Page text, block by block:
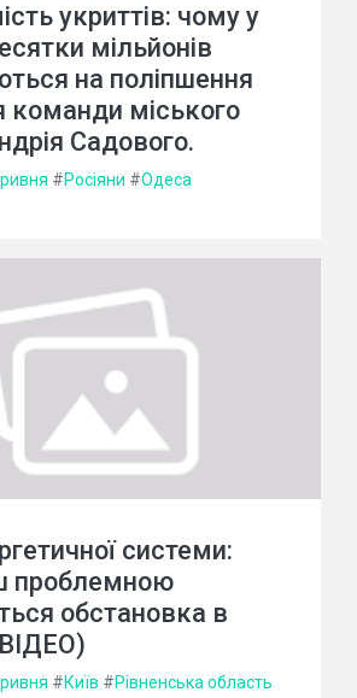
укриттів: чому у
мільйонів
на поліпшення
команди міського
Садового.
#Росіяни #Одеса
системи:
проблемною
обстановка в
#Київ #Рівненська область